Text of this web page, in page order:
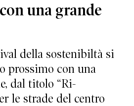
una grande
della sostenibiltà si
prossimo con una
dal titolo “Ri-
le strade del centro